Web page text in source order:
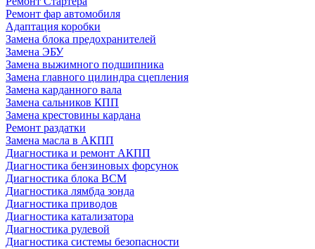
Ремонт фар автомобиля
Адаптация коробки
Замена блока предохранителей
Замена ЭБУ
Замена выжимного подшипника
Замена главного цилиндра сцепления
Замена карданного вала
Замена сальников КПП
Замена крестовины кардана
Ремонт раздатки
Замена масла в АКПП
Диагностика и ремонт АКПП
Диагностика бензиновых форсунок
Диагностика блока BCM
Диагностика лямбда зонда
Диагностика приводов
Диагностика катализатора
Диагностика рулевой
Диагностика системы безопасности